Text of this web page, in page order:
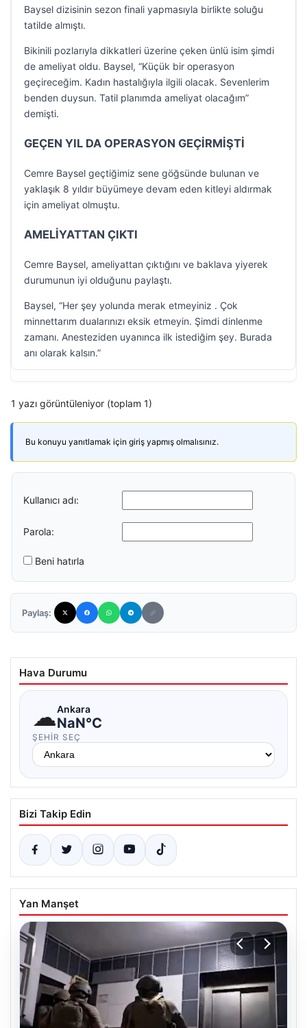
Baysel dizisinin sezon finali yapmasıyla birlikte soluğu
tatilde almıştı.
Bikinili pozlarıyla dikkatleri üzerine çeken ünlü isim şimdi
de ameliyat oldu. Baysel, “Küçük bir operasyon
geçireceğim. Kadın hastalığıyla ilgili olacak. Sevenlerim
benden duysun. Tatil planımda ameliyat olacağım”
demişti.
GEÇEN YIL DA OPERASYON GEÇİRMİŞTİ
Cemre Baysel geçtiğimiz sene göğsünde bulunan ve
yaklaşık 8 yıldır büyümeye devam eden kitleyi aldırmak
için ameliyat olmuştu.
AMELİYATTAN ÇIKTI
Cemre Baysel, ameliyattan çıktığını ve baklava yiyerek
durumunun iyi olduğunu paylaştı.
Baysel, “Her şey yolunda merak etmeyiniz . Çok
minnettarım dualarınızı eksik etmeyin. Şimdi dinlenme
zamanı. Anesteziden uyanınca ilk istediğim şey. Burada
anı olarak kalsın.”
1 yazı görüntüleniyor (toplam 1)
Bu konuyu yanıtlamak için giriş yapmış olmalısınız.
Kullanıcı adı:
Parola:
Beni hatırla
Paylaş:
Hava Durumu
☁Ankara
NaN°C
ŞEHIR SEÇ
Bizi Takip Edin
Yan Manşet